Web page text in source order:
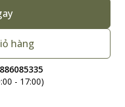
hàng
- 17:00)